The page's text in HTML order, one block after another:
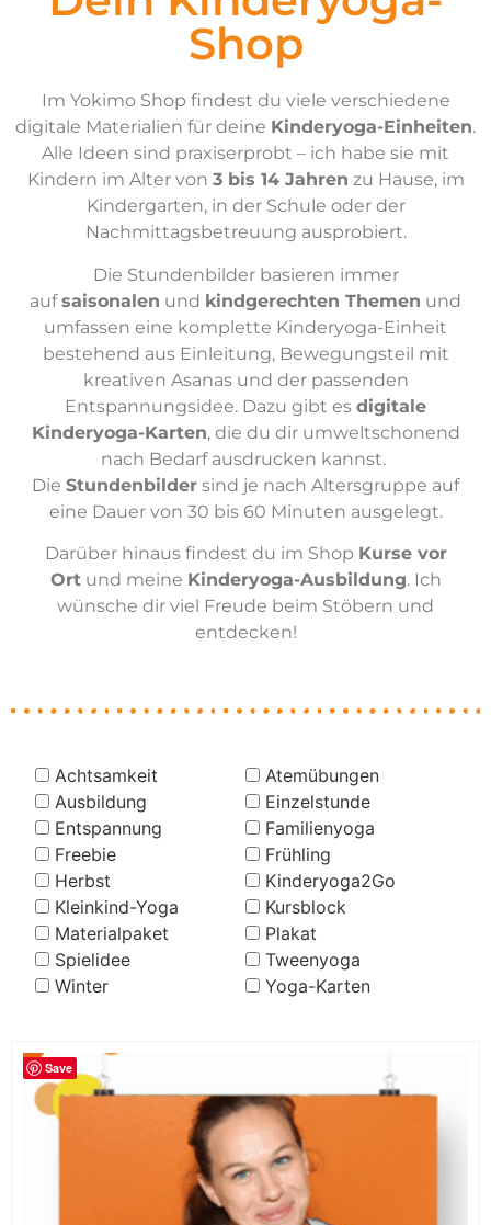
Shop
Im Yokimo Shop findest du viele verschiedene
digitale Materialien für deine Kinderyoga-Einheiten.
Alle Ideen sind praxiserprobt – ich habe sie mit
Kindern im Alter von 3 bis 14 Jahren zu Hause, im
Kindergarten, in der Schule oder der
Nachmittagsbetreuung ausprobiert.
Die Stundenbilder basieren immer
aufsaisonalen und kindgerechten Themen und
umfassen eine komplette Kinderyoga-Einheit
bestehend aus Einleitung, Bewegungsteil mit
kreativen Asanas und der passenden
Entspannungsidee. Dazu gibt es digitale
Kinderyoga-Karten, die du dir umweltschonend
nach Bedarf ausdrucken kannst.
Die Stundenbilder sind je nach Altersgruppe auf
eine Dauer von 30 bis 60 Minuten ausgelegt.
Darüber hinaus findest du im Shop Kurse vor
Ortund meine Kinderyoga-Ausbildung. Ich
wünsche dir viel Freude beim Stöbern und
entdecken!
Achtsamkeit
Atemübungen
Ausbildung
Einzelstunde
Entspannung
Familienyoga
Freebie
Frühling
Herbst
Kinderyoga2Go
Kleinkind-Yoga
Kursblock
Materialpaket
Plakat
Spielidee
Tweenyoga
Winter
Yoga-Karten
Save